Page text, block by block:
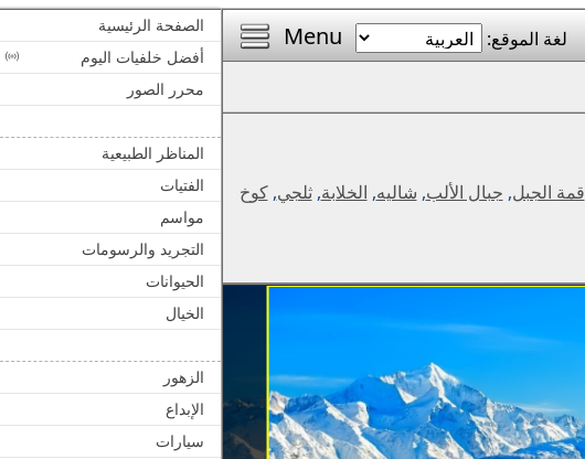
الصفحة الرئيسية
أفضل خلفيات اليوم
محرر الصور
المناظر الطبيعية
الفتيات
مواسم
التجريد والرسومات
الحيوانات
الخيال
الزهور
الإبداع
سيارات
Menu
لغة الموقع:
قمة الجبل, جبال الألب, شاليه, الخلابة,ثلجي,كوخ